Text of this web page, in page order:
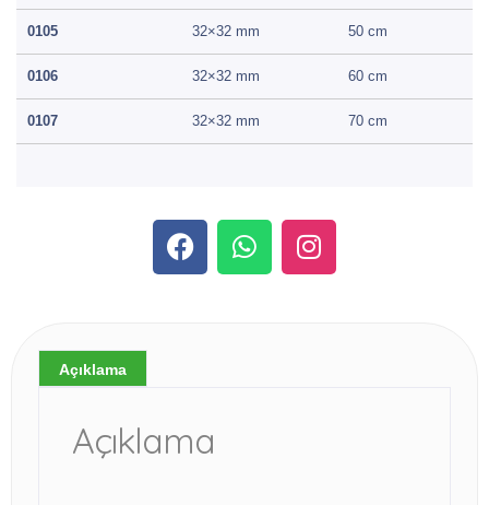
0105 32×32 mm 50 cm
0106 32×32 mm 60 cm
0107 32×32 mm 70 cm
Açıklama
Açıklama